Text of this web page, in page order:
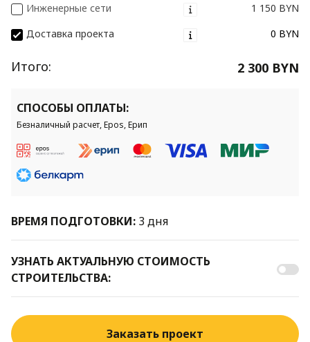
Инженерные сети
1 150 BYN
Доставка проекта
0 BYN
Итого: 2 300 BYN
СПОСОБЫ ОПЛАТЫ:
Безналичный расчет, Epos, Ерип
ВРЕМЯ ПОДГОТОВКИ: 3 дня
УЗНАТЬ АКТУАЛЬНУЮ СТОИМОСТЬ
СТРОИТЕЛЬСТВА:
Заказать проект